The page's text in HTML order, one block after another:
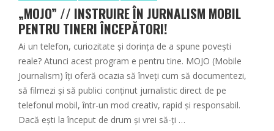
„MOJO” // INSTRUIRE ÎN JURNALISM MOBIL
PENTRU TINERI ÎNCEPĂTORI!
Ai un telefon, curiozitate și dorința de a spune povești
reale? Atunci acest program e pentru tine. MOJO (Mobile
Journalism) îți oferă ocazia să înveți cum să documentezi,
să filmezi și să publici conținut jurnalistic direct de pe
telefonul mobil, într-un mod creativ, rapid și responsabil.
Dacă ești la început de drum și vrei să-ți …